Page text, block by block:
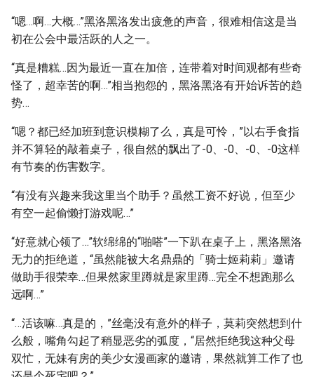
“嗯…啊…大概…”黑洛黑洛发出疲惫的声音，很难相信这是当
初在公会中最活跃的人之一。
“真是糟糕…因为最近一直在加倍，连带着对时间观都有些奇
怪了，超幸苦的啊…”相当抱怨的，黑洛黑洛有开始诉苦的趋
势…
“嗯？都已经加班到意识模糊了么，真是可怜，”以右手食指
并不算轻的敲着桌子，很自然的飘出了-0、-0、-0、-0这样
有节奏的伤害数字。
“有没有兴趣来我这里当个助手？虽然工资不好说，但至少
有空一起偷懒打游戏呢…”
“好意就心领了…”软绵绵的“啪嗒”一下趴在桌子上，黑洛黑洛
无力的拒绝道，“虽然能被大名鼎鼎的「骑士姬莉莉」邀请
做助手很荣幸…但果然家里蹲就是家里蹲…完全不想跑那么
远啊…”
“…活该嘛…真是的，”丝毫没有意外的样子，莫莉突然想到什
么般，嘴角勾起了稍显恶劣的弧度，“居然拒绝我这种父母
双忙，无妹有房的美少女漫画家的邀请，果然就算工作了也